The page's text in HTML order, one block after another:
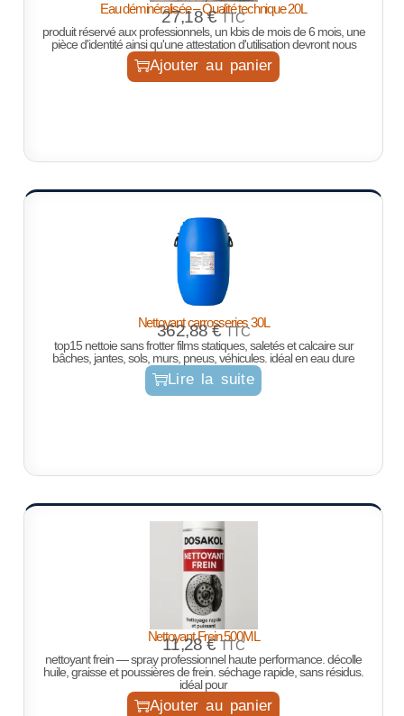
Eau déminéralisée – Qualité technique 20L
27,18€ TTC
produit réservé aux professionnels, un kbis de mois de 6 mois, une
pièce d'identité ainsi qu'une attestation d'utilisation devront nous
Ajouter au panier
Nettoyant carrosseries 30L
362,88€ TTC
top15 nettoie sans frotter films statiques, saletés et calcaire sur
bâches, jantes, sols, murs, pneus, véhicules. idéal en eau dure
Lire la suite
Nettoyant Frein 500ML
11,28€ TTC
nettoyant frein — spray professionnel haute performance. décolle
huile, graisse et poussières de frein. séchage rapide, sans résidus.
idéal pour
Ajouter au panier